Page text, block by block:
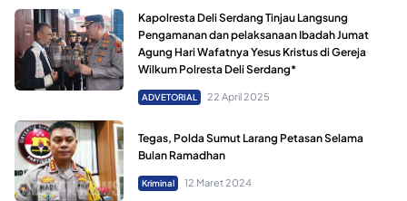
Kapolresta Deli Serdang Tinjau Langsung
Pengamanan dan pelaksanaan Ibadah Jumat
Agung Hari Wafatnya Yesus Kristus di Gereja
Wilkum Polresta Deli Serdang*
ADVETORIAL 22 April 2025
Tegas, Polda Sumut Larang Petasan Selama
Bulan Ramadhan
Kriminal 12 Maret 2024